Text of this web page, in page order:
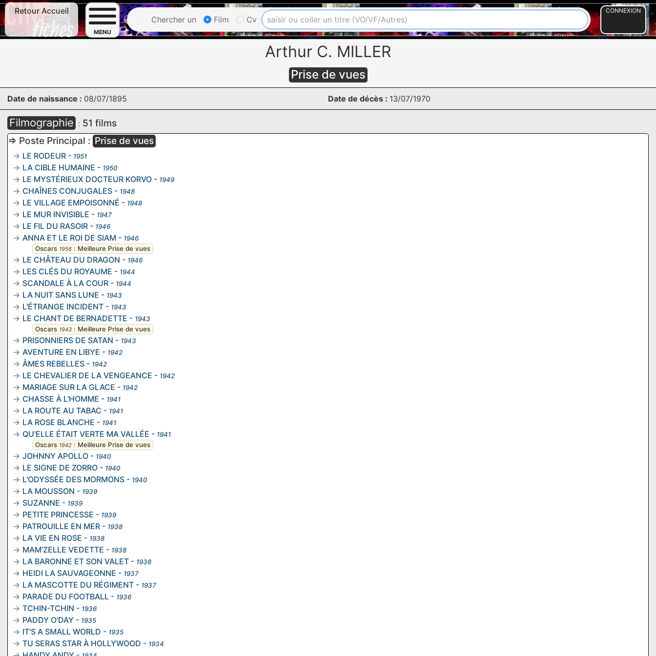
Retour Accueil
MENU
Chercher un Film Cv
CONNEXION
Arthur C. MILLER
Prise de vues
Date de naissance : 08/07/1895 Date de décès : 13/07/1970
Filmographie : 51 films
=> Poste Principal : Prise de vues
LE RODEUR - 1951
LA CIBLE HUMAINE - 1950
LE MYSTÉRIEUX DOCTEUR KORVO - 1949
CHAÎNES CONJUGALES - 1948
LE VILLAGE EMPOISONNÉ - 1948
LE MUR INVISIBLE - 1947
LE FIL DU RASOIR - 1946
ANNA ET LE ROI DE SIAM - 1946
Oscars 1956 : Meilleure Prise de vues
LE CHÂTEAU DU DRAGON - 1946
LES CLÉS DU ROYAUME - 1944
SCANDALE À LA COUR - 1944
LA NUIT SANS LUNE - 1943
L'ÉTRANGE INCIDENT - 1943
LE CHANT DE BERNADETTE - 1943
Oscars 1943 : Meilleure Prise de vues
PRISONNIERS DE SATAN - 1943
AVENTURE EN LIBYE - 1942
ÂMES REBELLES - 1942
LE CHEVALIER DE LA VENGEANCE - 1942
MARIAGE SUR LA GLACE - 1942
CHASSE À L'HOMME - 1941
LA ROUTE AU TABAC - 1941
LA ROSE BLANCHE - 1941
QU'ELLE ÉTAIT VERTE MA VALLÉE - 1941
Oscars 1942 : Meilleure Prise de vues
JOHNNY APOLLO - 1940
LE SIGNE DE ZORRO - 1940
L'ODYSSÉE DES MORMONS - 1940
LA MOUSSON - 1939
SUZANNE - 1939
PETITE PRINCESSE - 1939
PATROUILLE EN MER - 1938
LA VIE EN ROSE - 1938
MAM'ZELLE VEDETTE - 1938
LA BARONNE ET SON VALET - 1938
HEIDI LA SAUVAGEONNE - 1937
LA MASCOTTE DU RÉGIMENT - 1937
PARADE DU FOOTBALL - 1936
TCHIN-TCHIN - 1936
PADDY O'DAY - 1935
IT'S A SMALL WORLD - 1935
TU SERAS STAR À HOLLYWOOD - 1934